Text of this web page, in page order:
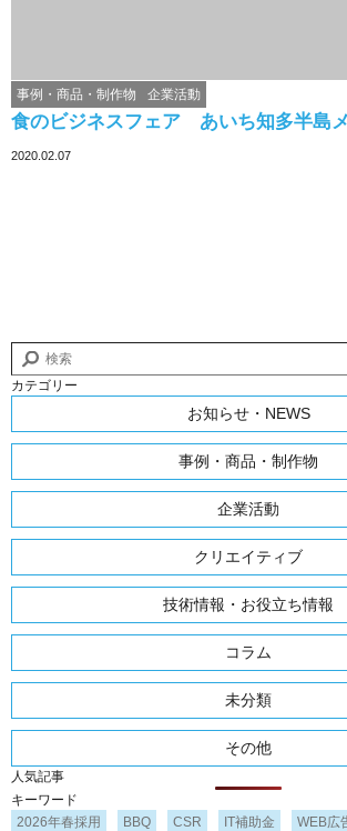
食のビジネスフェア あいち知多半島
事例・商品・制作物 企業活動
2020.02.07
カテゴリー
お知らせ・NEWS
事例・商品・制作物
企業活動
クリエイティブ
技術情報・お役立ち情報
コラム
未分類
その他
人気記事
キーワード
2026年春採用
BBQ CSR IT補助金 WEB広